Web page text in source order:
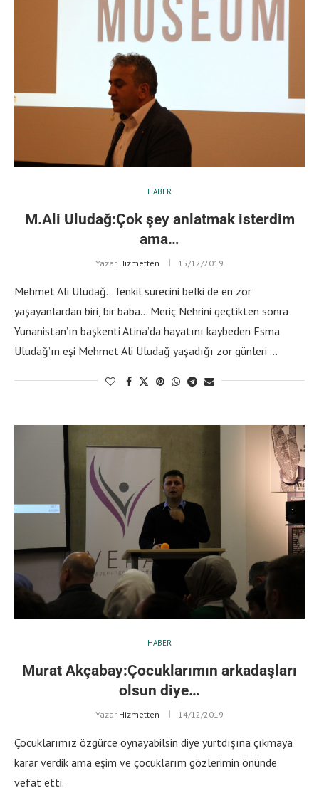
HABER
M.Ali Uludağ:Çok şey anlatmak isterdim
ama…
Yazar Hizmetten 15/12/2019
Mehmet Ali Uludağ…Tenkil sürecini belki de en zor
yaşayanlardan biri, bir baba… Meriç Nehrini geçtikten sonra
Yunanistan’ın başkenti Atina’da hayatını kaybeden Esma
Uludağ’ın eşi Mehmet Ali Uludağ yaşadığı zor günleri …
HABER
Murat Akçabay:Çocuklarımın arkadaşları
olsun diye…
Yazar Hizmetten 14/12/2019
Çocuklarımız özgürce oynayabilsin diye yurtdışına çıkmaya
karar verdik ama eşim ve çocuklarım gözlerimin önünde
vefat etti.